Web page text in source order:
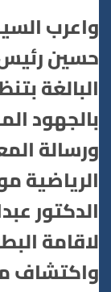
واعرب
حسين
البالغة
بالجهود
ورسالة
الرياضية
الدكتور
لاقامة
واكتشاف